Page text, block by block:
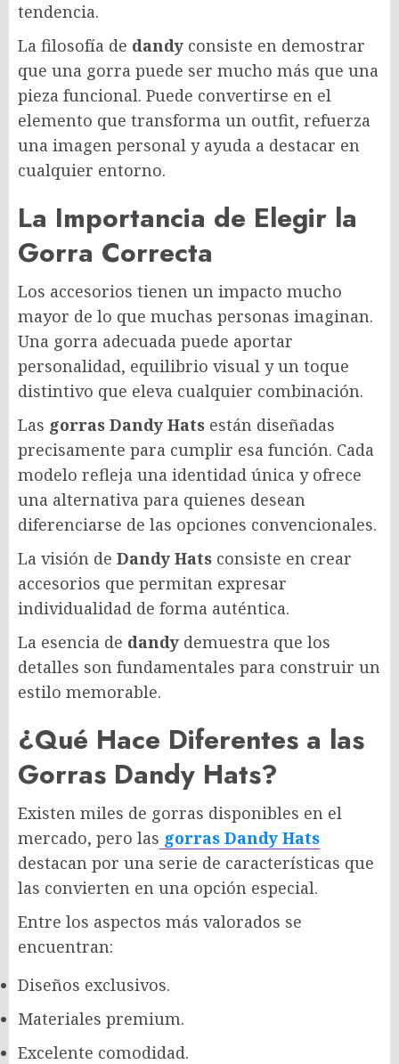
tendencia.
La filosofía de dandy consiste en demostrar
que una gorra puede ser mucho más que una
pieza funcional. Puede convertirse en el
elemento que transforma un outfit, refuerza
una imagen personal y ayuda a destacar en
cualquier entorno.
La Importancia de Elegir la
Gorra Correcta
Los accesorios tienen un impacto mucho
mayor de lo que muchas personas imaginan.
Una gorra adecuada puede aportar
personalidad, equilibrio visual y un toque
distintivo que eleva cualquier combinación.
Las gorras Dandy Hats están diseñadas
precisamente para cumplir esa función. Cada
modelo refleja una identidad única y ofrece
una alternativa para quienes desean
diferenciarse de las opciones convencionales.
La visión de Dandy Hats consiste en crear
accesorios que permitan expresar
individualidad de forma auténtica.
La esencia de dandy demuestra que los
detalles son fundamentales para construir un
estilo memorable.
¿Qué Hace Diferentes a las
Gorras Dandy Hats?
Existen miles de gorras disponibles en el
mercado, pero las gorras Dandy Hats
destacan por una serie de características que
las convierten en una opción especial.
Entre los aspectos más valorados se
encuentran:
Diseños exclusivos.
Materiales premium.
Excelente comodidad.